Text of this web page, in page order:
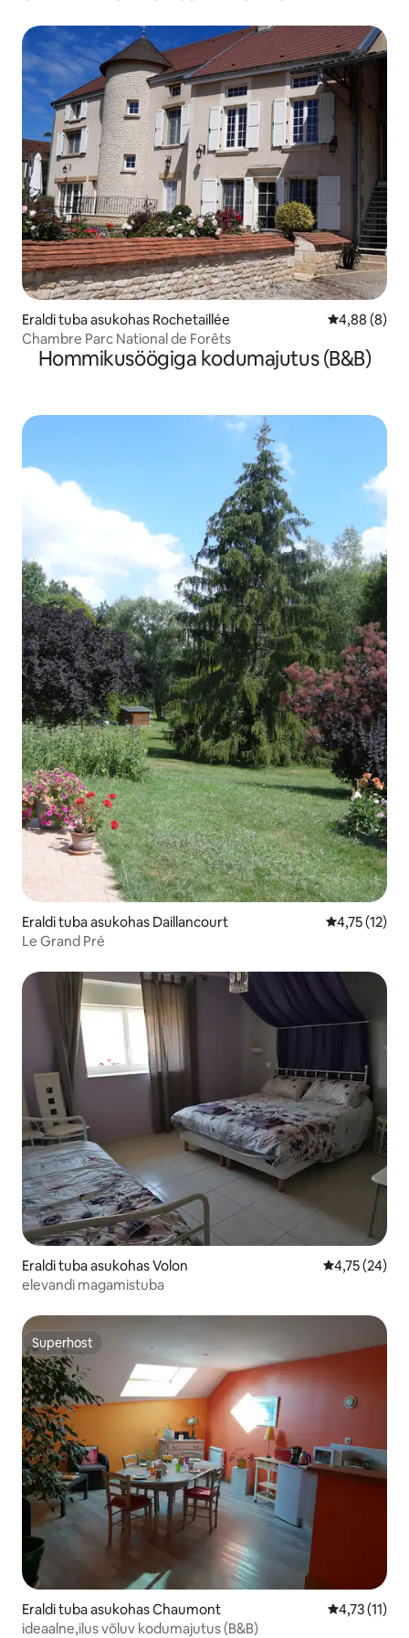
Eraldi tuba asukohas Rochetaillée Keskmine
4,88 (8)
Chambre Parc National de Forêts
Hommikusöögiga kodumajutus (B&B)
Eraldi tuba asukohas Daillancourt Keskmine
4,75 (12)
Le Grand Pré
Eraldi tuba asukohas Volon Keskmine
4,75 (24)
elevandi magamistuba
Superhost
Superhost
Eraldi tuba asukohas Chaumont Keskmine
4,73 (11)
ideaalne,ilus võluv kodumajutus (B&B)